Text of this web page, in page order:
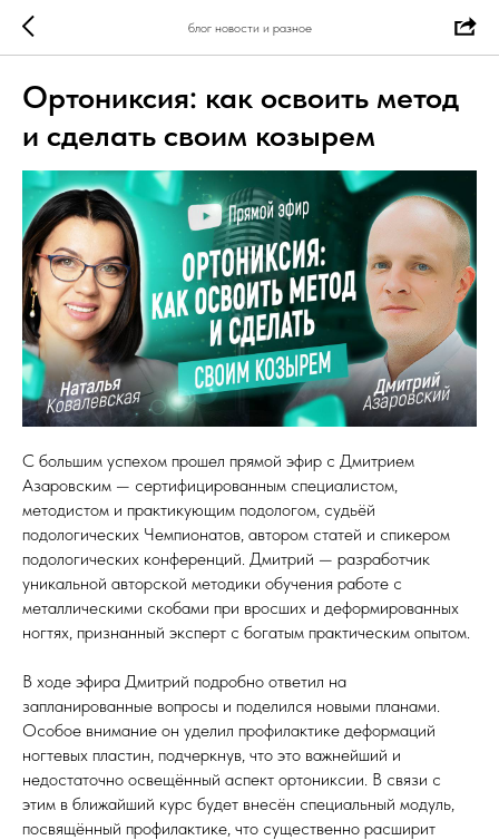
блог новости и разное
Ортониксия: как освоить метод
и сделать своим козырем
С большим успехом прошел прямой эфир с Дмитрием
Азаровским — сертифицированным специалистом,
методистом и практикующим подологом, судьёй
подологических Чемпионатов, автором статей и спикером
подологических конференций. Дмитрий — разработчик
уникальной авторской методики обучения работе с
металлическими скобами при вросших и деформированных
ногтях, признанный эксперт с богатым практическим опытом.
В ходе эфира Дмитрий подробно ответил на
запланированные вопросы и поделился новыми планами.
Особое внимание он уделил профилактике деформаций
ногтевых пластин, подчеркнув, что это важнейший и
недостаточно освещённый аспект ортониксии. В связи с
этим в ближайший курс будет внесён специальный модуль,
посвящённый профилактике, что существенно расширит